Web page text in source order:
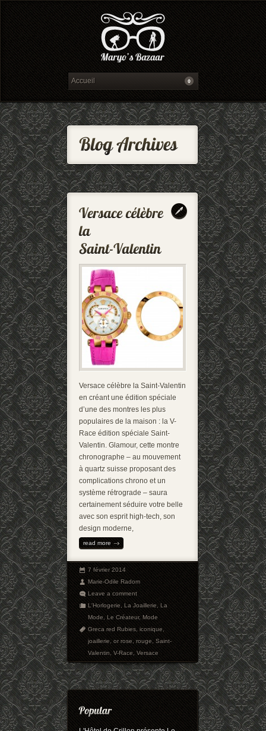
Versace célèbre la Saint-Valentin
en créant une édition spéciale
d’une des montres les plus
populaires de la maison : la V-
Race édition spéciale Saint-
Valentin. Glamour, cette montre
chronographe – au mouvement
à quartz suisse proposant des
complications chrono et un
système rétrograde – saura
certainement séduire votre belle
avec son esprit high-tech, son
design moderne,
read more
7 février 2014
Marie-Odile Radom
Leave a comment
L'Horlogerie,La Joaillerie,La
Mode,Le Créateur,Mode
Greca red Rubies,iconique,
joaillerie,or rose,rouge,Saint-
Valentin,V-Race,Versace